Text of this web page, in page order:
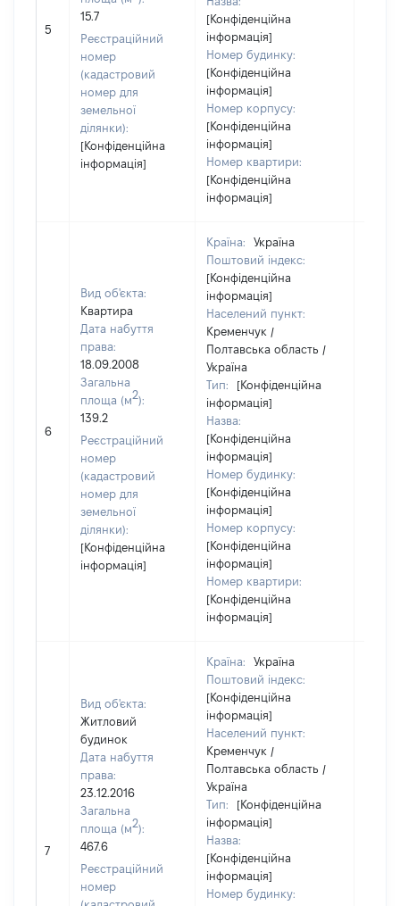
5
15.7
Реєстраційний
номер
(кадастровий
номер для
земельної
ділянки):
[Конфіденційна
інформація]
[Конфіденційна
інформація]
Номер будинку:
[Конфіденційна
інформація]
Номер корпусу:
[Конфіденційна
інформація]
Номер квартири:
[Конфіденційна
інформація]
6
Вид об'єкта:
Квартира
Дата набуття
права:
18.09.2008
Загальна
площа (м2):
139.2
Реєстраційний
номер
(кадастровий
номер для
земельної
ділянки):
[Конфіденційна
інформація]
Країна:
Україна
Поштовий індекс:
[Конфіденційна
інформація]
Населений пункт:
Кременчук /
Полтавська область /
Україна
Тип:
[Конфіденційна
інформація]
Назва:
[Конфіденційна
інформація]
Номер будинку:
[Конфіденційна
інформація]
Номер корпусу:
[Конфіденційна
інформація]
Номер квартири:
[Конфіденційна
інформація]
7
Вид об'єкта:
Житловий
будинок
Дата набуття
права:
23.12.2016
Загальна
площа (м2):
467.6
Реєстраційний
номер
Країна:
Україна
Поштовий індекс:
[Конфіденційна
інформація]
Населений пункт:
Кременчук /
Полтавська область /
Україна
Тип:
[Конфіденційна
інформація]
Назва:
[Конфіденційна
інформація]
Номер будинку: